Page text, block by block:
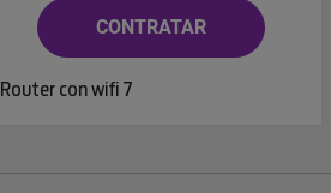
CONTRATAR
Router con wifi 7